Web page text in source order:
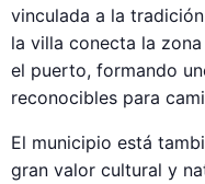
vinculada a la
la villa conecta la
el puerto, formando
reconocibles para
El municipio está
gran valor cultural y